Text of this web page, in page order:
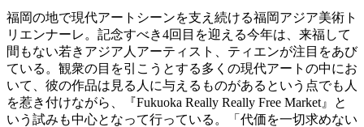
福岡の地で現代アートシーンを支え続ける福岡アジア美術ト
リエンナーレ。記念すべき4回目を迎える今年は、来福して
間もない若きアジア人アーティスト、ティエンが注目をあび
ている。観衆の目を引こうとする多くの現代アートの中にお
いて、彼の作品は見る人に与えるものがあるという点でも人
を惹き付けながら、『Fukuoka Really Really Free Market』と
いう試みも中心となって行っている。「代価を一切求めない